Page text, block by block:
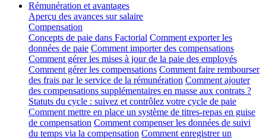
Rémunération et avantages
Aperçu des avances sur salaire
Compensation
Concepts de paie dans Factorial Comment exporter les
données de paie Comment importer des compensations
Comment gérer les mises à jour de la paie des employés
Comment gérer les compensations Comment faire rembourser
des frais par le service de la rémunération Comment ajouter
des compensations supplémentaires en masse aux contrats ?
Statuts du cycle : suivez et contrôlez votre cycle de paie
Comment mettre en place un système de titres-repas en guise
de compensation Comment compenser les données de suivi
du temps via la compensation Comment enregistrer un